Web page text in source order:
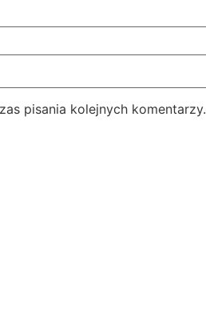
pisania kolejnych komentarzy.